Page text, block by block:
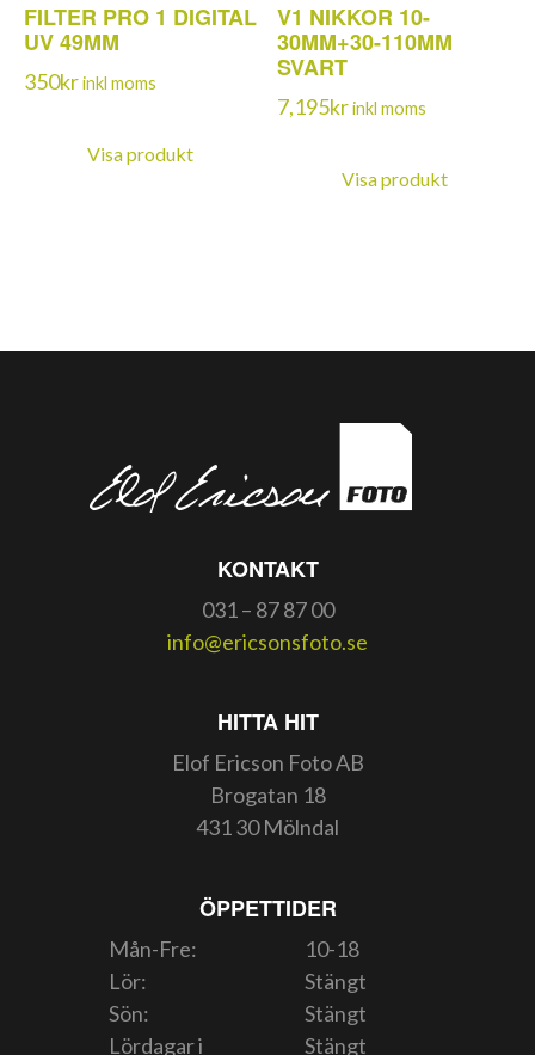
FILTER PRO 1 DIGITAL
UV 49MM
350krinkl moms
Visa produkt
V1 NIKKOR 10-
30MM+30-110MM
SVART
7,195krinkl moms
Visa produkt
KONTAKT
031 – 87 87 00
info@ericsonsfoto.se
HITTA HIT
Elof Ericson Foto AB
Brogatan 18
431 30 Mölndal
ÖPPETTIDER
Mån-Fre:
10-18
Lör:
Stängt
Sön:
Stängt
Lördagar i
Stängt